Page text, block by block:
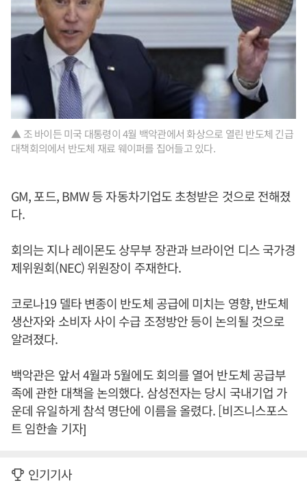
▲ 조 바이든 미국 대통령이 4월 백악관에서 화상으로 열린 반도체 긴급
대책회의에서 반도체 재료 웨이퍼를 집어들고 있다.
GM, 포드, BMW 등 자동차기업도 초청받은 것으로 전해졌
다.
회의는 지나 레이몬도 상무부 장관과 브라이언 디스 국가경
제위원회(NEC) 위원장이 주재한다.
코로나19 델타 변종이 반도체 공급에 미치는 영향, 반도체
생산자와 소비자 사이 수급 조정방안 등이 논의될 것으로
알려졌다.
백악관은 앞서 4월과 5월에도 회의를 열어 반도체 공급부
족에 관한 대책을 논의했다. 삼성전자는 당시 국내기업 가
운데 유일하게 참석 명단에 이름을 올렸다. [비즈니스포스
트 임한솔 기자]
인기기사